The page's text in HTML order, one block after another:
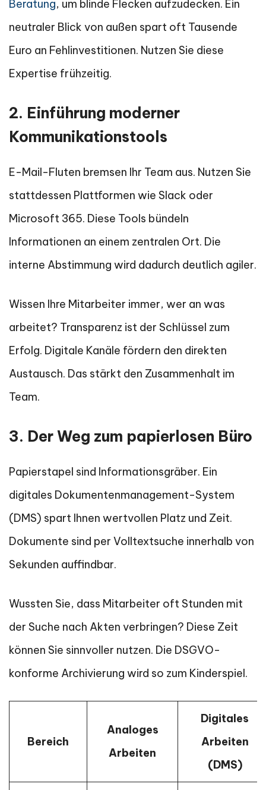
Beratung, um blinde Flecken aufzudecken. Ein
neutraler Blick von außen spart oft Tausende
Euro an Fehlinvestitionen. Nutzen Sie diese
Expertise frühzeitig.
2. Einführung moderner
Kommunikationstools
E-Mail-Fluten bremsen Ihr Team aus. Nutzen Sie
stattdessen Plattformen wie Slack oder
Microsoft 365. Diese Tools bündeln
Informationen an einem zentralen Ort. Die
interne Abstimmung wird dadurch deutlich agiler.
Wissen Ihre Mitarbeiter immer, wer an was
arbeitet? Transparenz ist der Schlüssel zum
Erfolg. Digitale Kanäle fördern den direkten
Austausch. Das stärkt den Zusammenhalt im
Team.
3. Der Weg zum papierlosen Büro
Papierstapel sind Informationsgräber. Ein
digitales Dokumentenmanagement-System
(DMS) spart Ihnen wertvollen Platz und Zeit.
Dokumente sind per Volltextsuche innerhalb von
Sekunden auffindbar.
Wussten Sie, dass Mitarbeiter oft Stunden mit
der Suche nach Akten verbringen? Diese Zeit
können Sie sinnvoller nutzen. Die DSGVO-
konforme Archivierung wird so zum Kinderspiel.
Bereich
Analoges
Arbeiten
Digitales
Arbeiten
(DMS)